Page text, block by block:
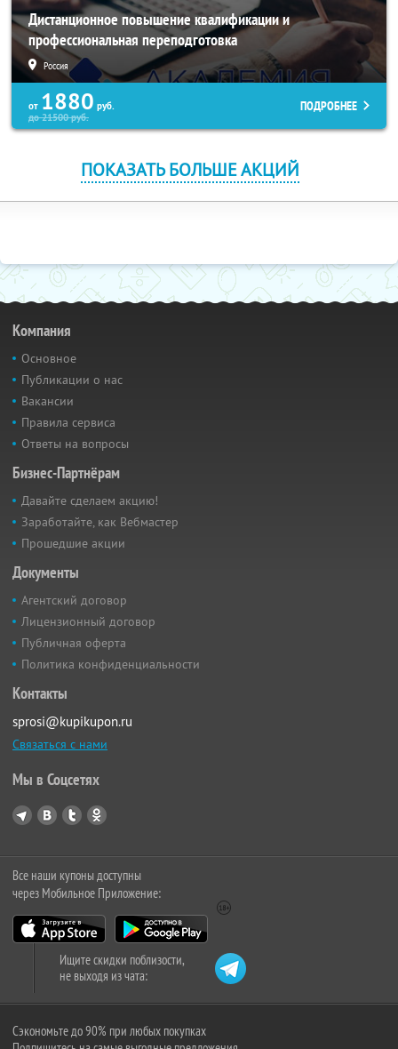
Дистанционное повышение квалификации и
профессиональная переподготовка
Россия
от 1880 руб.
до21500руб.
ПОДРОБНЕЕ
ПОКАЗАТЬ БОЛЬШЕ АКЦИЙ
Компания
Основное
Публикации о нас
Вакансии
Правила сервиса
Ответы на вопросы
Бизнес-Партнёрам
Давайте сделаем акцию!
Заработайте, как Вебмастер
Прошедшие акции
Документы
Агентский договор
Лицензионный договор
Публичная оферта
Политика конфиденциальности
Контакты
sprosi@kupikupon.ru
Связаться с нами
Мы в Соцсетях
Все наши купоны доступны
через Мобильное Приложение:
Ищите скидки поблизости,
не выходя из чата:
Сэкономьте до 90% при любых покупках